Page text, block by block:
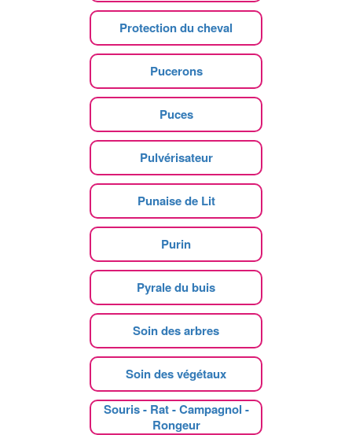
Protection du cheval
Pucerons
Puces
Pulvérisateur
Punaise de Lit
Purin
Pyrale du buis
Soin des arbres
Soin des végétaux
Souris - Rat - Campagnol -
Rongeur